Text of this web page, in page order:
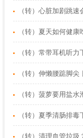
（转）心脏加剧跳
（转）夏天如何健
（转）常带耳机听
（转）伸懒腰踮脚
（转）菠萝要用盐
（转）夏季清肠排毒
（转）清理血管垃圾